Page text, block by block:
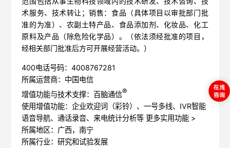
术服务、技术转让；销售：食品（具体项目以审批部门批
准的为准）、农副土特产品、食品添加剂、化妆品、化工
原料及产品（除危险化学品）。（依法须经批准的项目，
经相关部门批准后方可开展经营活动。）
400电话号码：4008767281
所属运营商：中国电信
增值功能与技术支撑：百脑通信®
使用增值功能：企业欢迎词（彩铃）、一号多线、IVR智能
语音导航、通话录音、来电统计分析等 更多实用功能 >
所属地区：广西，南宁
所属行业：研究和试验发展